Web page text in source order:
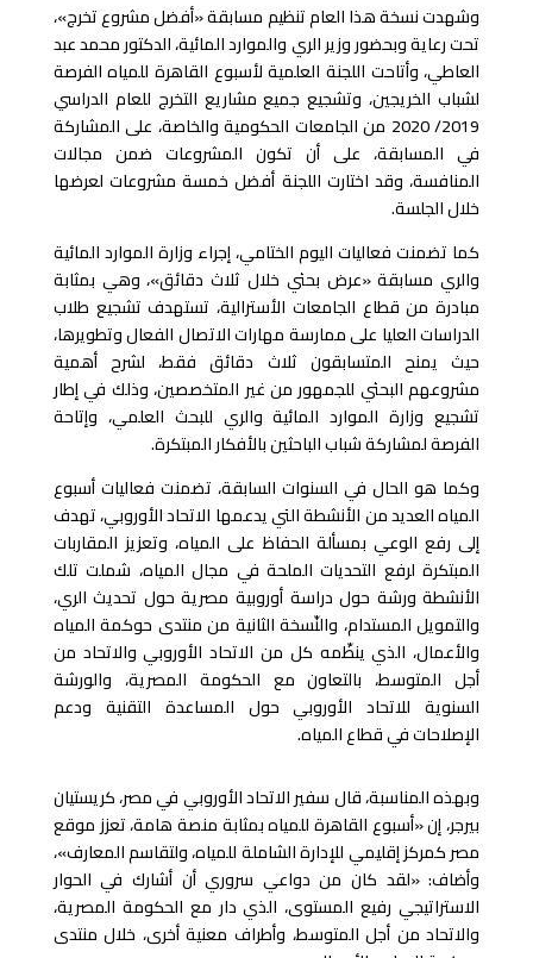
وشهدت نسخة هذا العام تنظيم مسابقة «أفضل مشروع تخرج»،
تحت رعاية وبحضور وزير الري والموارد المائية، الدكتور محمد عبد
العاطي، وأتاحت اللجنة العلمية لأسبوع القاهرة للمياه الفرصة
لشباب الخريجين، وتشجيع جميع مشاريع التخرج للعام الدراسي
2019/ 2020 من الجامعات الحكومية والخاصة، على المشاركة
في المسابقة، على أن تكون المشروعات ضمن مجالات
المنافسة، وقد اختارت اللجنة أفضل خمسة مشروعات لعرضها
خلال الجلسة.
كما تضمنت فعاليات اليوم الختامي، إجراء وزارة الموارد المائية
والري مسابقة «عرض بحثي خلال ثلاث دقائق»، وهي بمثابة
مبادرة من قطاع الجامعات الأسترالية، تستهدف تشجيع طلاب
الدراسات العليا على ممارسة مهارات الاتصال الفعال وتطويرها،
حيث يمنح المتسابقون ثلاث دقائق فقط، لشرح أهمية
مشروعهم البحثي للجمهور من غير المتخصصين، وذلك في إطار
تشجيع وزارة الموارد المائية والري للبحث العلمي، وإتاحة
الفرصة لمشاركة شباب الباحثين بالأفكار المبتكرة.
وكما هو الحال في السنوات السابقة، تضمنت فعاليات أسبوع
المياه العديد من الأنشطة التي يدعمها الاتحاد الأوروبي، تهدف
إلى رفع الوعي بمسألة الحفاظ على المياه، وتعزيز المقاربات
المبتكرة لرفع التحديات الملحة في مجال المياه، شملت تلك
الأنشطة ورشة حول دراسة أوروبية مصرية حول تحديث الري،
والتمويل المستدام، والنّسخة الثانية من منتدى حوكمة المياه
والأعمال، الذي ينظّمه كل من الاتحاد الأوروبي والاتحاد من
أجل المتوسط، بالتعاون مع الحكومة المصرية، والورشة
السنوية للاتحاد الأوروبي حول المساعدة التقنية ودعم
الإصلاحات في قطاع المياه.
وبهذه المناسبة، قال سفير الاتحاد الأوروبي في مصر، كريستيان
بيرجر، إن «أسبوع القاهرة للمياه بمثابة منصة هامة، تعزز موقع
مصر كمركز إقليمي للإدارة الشاملة للمياه، ولتقاسم المعارف»،
وأضاف: «لقد كان من دواعي سروري أن أشارك في الحوار
الاستراتيجي رفيع المستوى، الذي دار مع الحكومة المصرية،
والاتحاد من أجل المتوسط، وأطراف معنية أخرى، خلال منتدى